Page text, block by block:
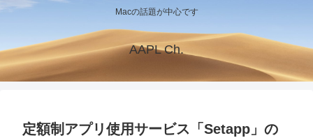
Macの話題が中心です
AAPL Ch.
定額制アプリ使用サービス「Setapp」の